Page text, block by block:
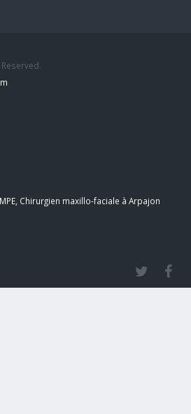
Chirurgien maxillo-faciale à Arpajon